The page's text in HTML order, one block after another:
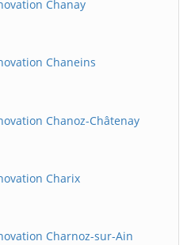
Chanay
Chaneins
Chanoz-Châtenay
Charix
Charnoz-sur-Ain